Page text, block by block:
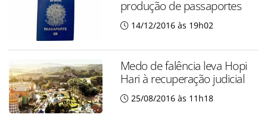
produção de passaportes
14/12/2016 às 19h02
Medo de falência leva Hopi
Hari à recuperação judicial
25/08/2016 às 11h18